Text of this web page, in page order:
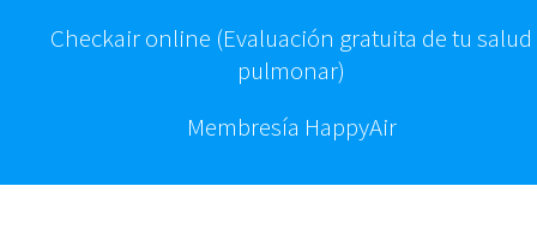
Checkair online (Evaluación gratuita de tu salud
pulmonar)
Membresía HappyAir